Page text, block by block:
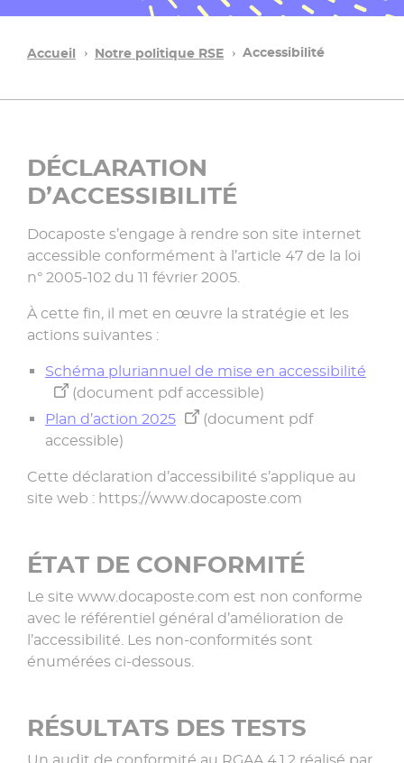
Accueil Notre politique RSE Accessibilité
DÉCLARATION
D’ACCESSIBILITÉ
Docaposte s’engage à rendre son site internet
accessible conformément à l’article 47 de la loi
n° 2005-102 du 11 février 2005.
À cette fin, il met en œuvre la stratégie et les
actions suivantes :
Schéma pluriannuel de mise en accessibilité
(document pdf accessible)
Plan d’action 2025
(document pdf
accessible)
Cette déclaration d’accessibilité s’applique au
site web : https://www.docaposte.com
ÉTAT DE CONFORMITÉ
Le site www.docaposte.com est non conforme
avec le référentiel général d’amélioration de
l’accessibilité. Les non-conformités sont
énumérées ci-dessous.
RÉSULTATS DES TESTS